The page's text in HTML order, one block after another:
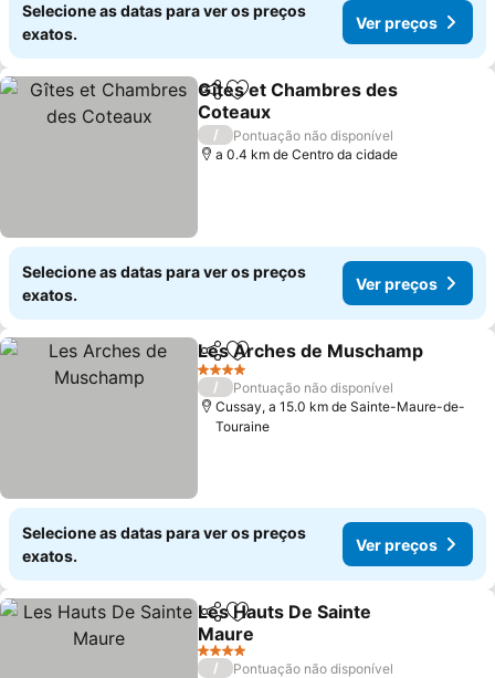
Selecione as datas para ver os preços
exatos.
Ver preços
PartilharAdicionar aos favoritos
Gîtes et Chambres des
Coteaux
Ver preços
/
Pontuação não disponível
a 0.4 km de Centro da cidade
Selecione as datas para ver os preços
exatos.
Ver preços
PartilharAdicionar aos favoritos
Les Arches de Muschamp
4 Estrelas
/
Pontuação não disponível
Cussay, a 15.0 km de Sainte-Maure-de-
Touraine
Selecione as datas para ver os preços
exatos.
Ver preços
PartilharAdicionar aos favoritos
Les Hauts De Sainte
Maure
Ver preços
4 Estrelas
/
Pontuação não disponível